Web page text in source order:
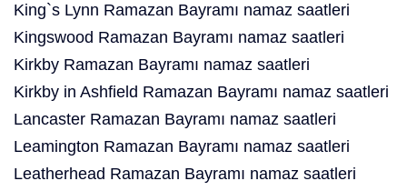
King`s Lynn Ramazan Bayramı namaz saatleri
Kingswood Ramazan Bayramı namaz saatleri
Kirkby Ramazan Bayramı namaz saatleri
Kirkby in Ashfield Ramazan Bayramı namaz saatleri
Lancaster Ramazan Bayramı namaz saatleri
Leamington Ramazan Bayramı namaz saatleri
Leatherhead Ramazan Bayramı namaz saatleri